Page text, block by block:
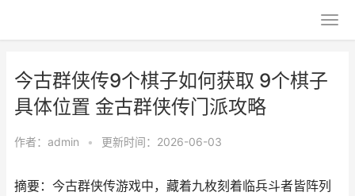
今古群侠传9个棋子如何获取 9个棋子
具体位置 金古群侠传门派攻略
作者： admin • 更新时间：2026-06-03
摘要：今古群侠传游戏中，藏着九枚刻着临兵斗者皆阵列